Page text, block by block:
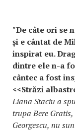
"De câte ori se
și e cântat de
inspirat eu.
dintre ele n-a
cântec a fost
<<Străzi
Liana Staciu a
trupa Bere
Georgescu, nu